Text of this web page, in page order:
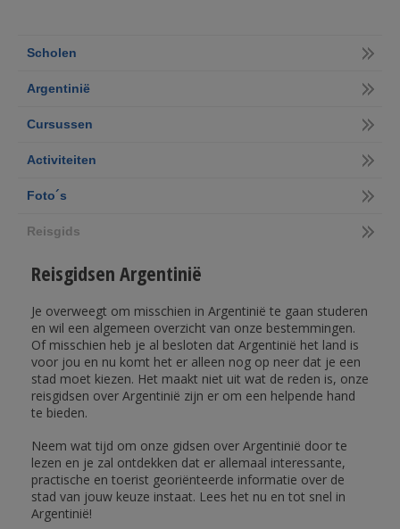
Scholen
Argentinië
Cursussen
Activiteiten
Foto´s
Reisgids
Reisgidsen Argentinië
Je overweegt om misschien in Argentinië te gaan studeren
en wil een algemeen overzicht van onze bestemmingen.
Of misschien heb je al besloten dat Argentinië het land is
voor jou en nu komt het er alleen nog op neer dat je een
stad moet kiezen. Het maakt niet uit wat de reden is, onze
reisgidsen over Argentinië zijn er om een helpende hand
te bieden.
Neem wat tijd om onze gidsen over Argentinië door te
lezen en je zal ontdekken dat er allemaal interessante,
practische en toerist georiënteerde informatie over de
stad van jouw keuze instaat. Lees het nu en tot snel in
Argentinië!